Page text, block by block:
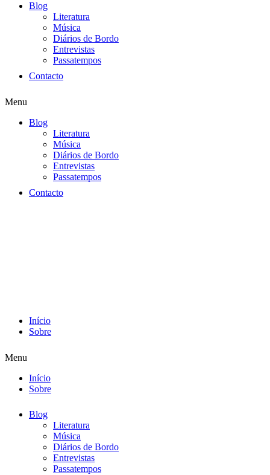
Blog
Literatura
Música
Diários de Bordo
Entrevistas
Passatempos
Contacto
Menu
Blog
Literatura
Música
Diários de Bordo
Entrevistas
Passatempos
Contacto
Início
Sobre
Menu
Início
Sobre
Blog
Literatura
Música
Diários de Bordo
Entrevistas
Passatempos